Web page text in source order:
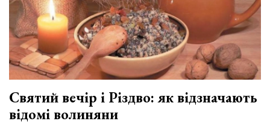
Святий вечір і Різдво: як відзначають
відомі волиняни